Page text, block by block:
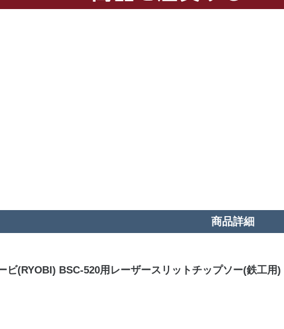
商品詳細
ビ(RYOBI) BSC-520用レーザースリットチップソー(鉄工用)